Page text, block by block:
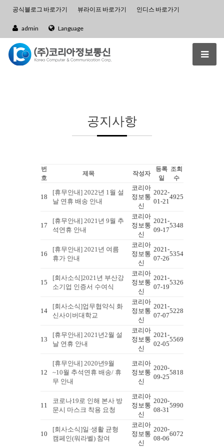
공식블로그 바로가기 뷰라이프 바로가기 인디스 바로가기
admin Language
공지사항
번
호
제목 작성자
등록
일
조회
수
18
[휴무안내] 2022년 1월 설
날 연휴 배송 안내
코리아
정보통
신
2022-
01-21
4925
17
[휴무안내] 2021년 9월 추
석연휴 안내
코리아
정보통
신
2021-
09-17
5348
16
[휴무안내] 2021년 여름
휴가 안내
코리아
정보통
신
2021-
07-26
5354
15
[회사소식]2021년 부산강
소기업 인증서 수여식
코리아
정보통
신
2021-
07-19
5326
14
[회사소식]업무협약식 화
신사이버대학교
코리아
정보통
신
2021-
07-07
5228
13
[휴무안내] 2021년2월 설
날 연휴 안내
코리아
정보통
신
2021-
02-05
5569
12
[휴무안내] 2020년9월
~10월 추석연휴 배송/ 휴
무 안내
코리아
정보통
신
2020-
09-25
5818
11
코로나19로 인해 본사 방
문시 마스크 착용 요청
코리아
정보통
신
2020-
08-31
5990
10
[회사소식]일·생활 균형
캠페인(워라벨) 참여
코리아
정보통
신
2020-
08-06
6072